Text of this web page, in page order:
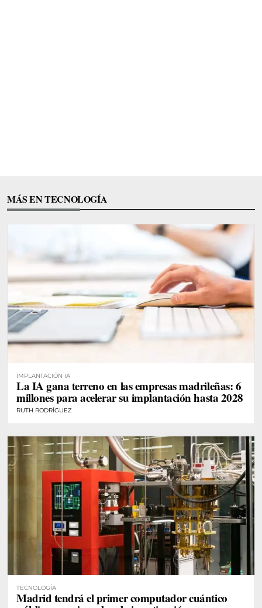
MÁS EN TECNOLOGÍA
IMPLANTACIÓN IA
La IA gana terreno en las empresas madrileñas: 6
millones para acelerar su implantación hasta 2028
RUTH RODRÍGUEZ
TECNOLOGÍA
Madrid tendrá el primer computador cuántico